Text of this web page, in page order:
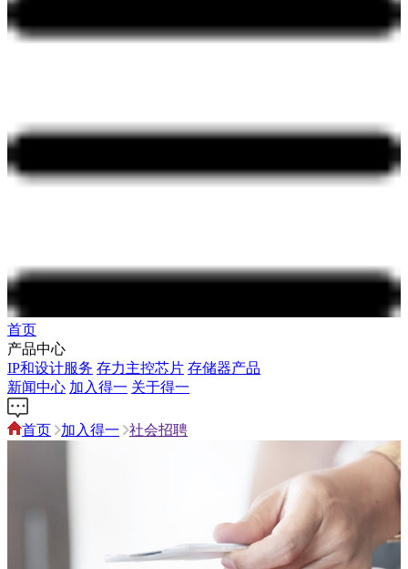
首页
产品中心
IP和设计服务 存力主控芯片 存储器产品
新闻中心 加入得一 关于得一
首页 加入得一 社会招聘